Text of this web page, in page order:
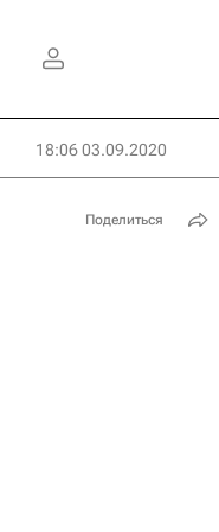
18:06 03.09.2020
Поделиться